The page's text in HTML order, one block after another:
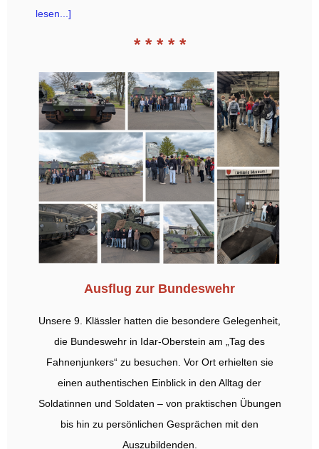
lesen...]
* * * * *
Ausflug zur Bundeswehr
Unsere 9. Klässler hatten die besondere Gelegenheit,
die Bundeswehr in Idar-Oberstein am „Tag des
Fahnenjunkers“ zu besuchen. Vor Ort erhielten sie
einen authentischen Einblick in den Alltag der
Soldatinnen und Soldaten – von praktischen Übungen
bis hin zu persönlichen Gesprächen mit den
Auszubildenden.